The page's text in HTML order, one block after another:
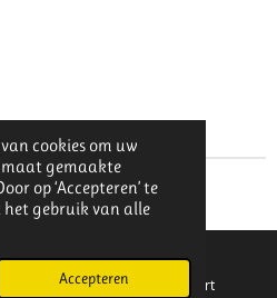
cookies om uw
maat gemaakte
op ‘Accepteren’ te
gebruik van alle
Accepteren
Geluid kvk 97045276
Kaart